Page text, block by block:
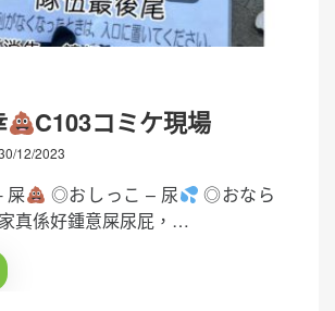
C103コミケ現場
12/2023
◎おしっこ – 尿
◎おなら
家真係好鍾意屎尿屁，…